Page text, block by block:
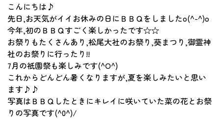
こんにちは♪
先日,お天気がイイお休みの日にＢＢＱをしましたo(^-^)o
今年,初のＢＢＱすごく楽しかったです☆☆
お祭りもたくさんあり,松尾大社のお祭り,葵まつり,御霊神
社のお祭りに行ったり!!
7月の祇園祭も楽しみです(^O^)
これからどんどん暑くなりますが,夏を楽しみたいと思い
ます♪♪
写真はＢＢＱしたときにキレイに咲いていた菜の花とお祭
りの写真です(^0^)/